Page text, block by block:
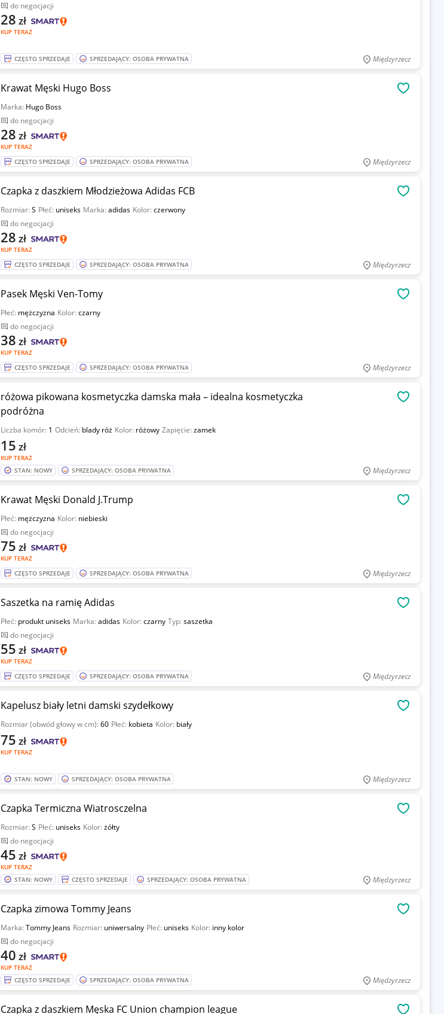
do negocjacji
KUP TERAZ
28 zł
CZĘSTO SPRZEDAJE SPRZEDAJĄCY: OSOBA PRYWATNA Międzyrzecz
Krawat Męski Hugo Boss
Marka: Hugo Boss
do negocjacji
KUP TERAZ
28 zł
CZĘSTO SPRZEDAJE SPRZEDAJĄCY: OSOBA PRYWATNA Międzyrzecz
Czapka z daszkiem Młodzieżowa Adidas FCB
Rozmiar:S Płeć: uniseks Marka:adidas Kolor:czerwony
do negocjacji
KUP TERAZ
28 zł
CZĘSTO SPRZEDAJE SPRZEDAJĄCY: OSOBA PRYWATNA Międzyrzecz
Pasek Męski Ven-Tomy
Płeć: mężczyzna Kolor:czarny
do negocjacji
KUP TERAZ
38 zł
CZĘSTO SPRZEDAJE SPRZEDAJĄCY: OSOBA PRYWATNA Międzyrzecz
różowa pikowana kosmetyczka damska mała – idealna kosmetyczka
podróżna
Liczba komór: 1 Odcień: blady róż Kolor: różowy Zapięcie:zamek
KUP TERAZ
15 zł
STAN: NOWY SPRZEDAJĄCY: OSOBA PRYWATNA Międzyrzecz
Krawat Męski Donald J.Trump
Płeć: mężczyzna Kolor: niebieski
do negocjacji
KUP TERAZ
75 zł
CZĘSTO SPRZEDAJE SPRZEDAJĄCY: OSOBA PRYWATNA Międzyrzecz
Saszetka na ramię Adidas
Płeć: produkt uniseks Marka:adidas Kolor:czarny Typ:saszetka
do negocjacji
KUP TERAZ
55 zł
CZĘSTO SPRZEDAJE SPRZEDAJĄCY: OSOBA PRYWATNA Międzyrzecz
Kapelusz biały letni damski szydełkowy
Rozmiar (obwód głowy w cm):60 Płeć: kobieta Kolor: biały
KUP TERAZ
75 zł
STAN: NOWY SPRZEDAJĄCY: OSOBA PRYWATNA Międzyrzecz
Czapka Termiczna Wiatrosczelna
Rozmiar:S Płeć: uniseks Kolor:żółty
do negocjacji
KUP TERAZ
45 zł
STAN: NOWY CZĘSTO SPRZEDAJE SPRZEDAJĄCY: OSOBA PRYWATNA Międzyrzecz
Czapka zimowa Tommy Jeans
Marka:Tommy Jeans Rozmiar: uniwersalny Płeć: uniseks Kolor: inny kolor
do negocjacji
KUP TERAZ
40 zł
CZĘSTO SPRZEDAJE SPRZEDAJĄCY: OSOBA PRYWATNA Międzyrzecz
Czapka z daszkiem Męska FC Union champion league